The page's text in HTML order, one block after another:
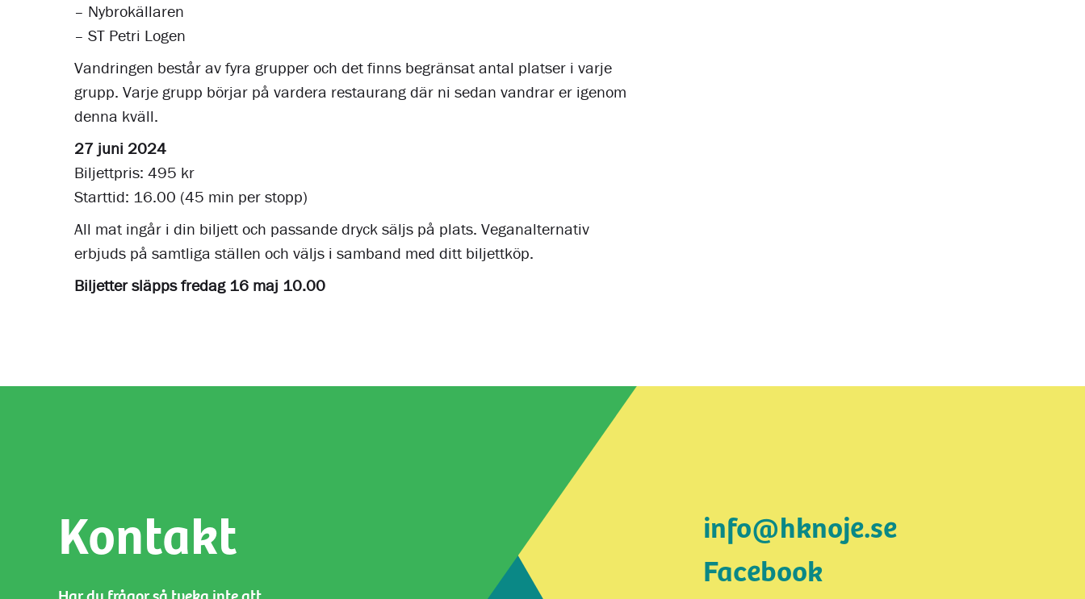
– Nybrokällaren
– ST Petri Logen
Vandringen består av fyra grupper och det finns begränsat antal platser i varje
grupp. Varje grupp börjar på vardera restaurang där ni sedan vandrar er igenom
denna kväll.
27 juni 2024
Biljettpris: 495 kr
Starttid: 16.00 (45 min per stopp)
All mat ingår i din biljett och passande dryck säljs på plats. Veganalternativ
erbjuds på samtliga ställen och väljs i samband med ditt biljettköp.
Biljetter släpps fredag 16 maj 10.00
Kontakt
info@hknoje.se
Facebook